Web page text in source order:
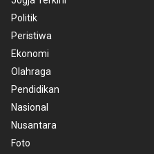
Politik
Peristiwa
Ekonomi
Olahraga
Pendidikan
Nasional
Nusantara
Foto